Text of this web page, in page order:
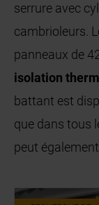
serrure avec
cambrioleurs.
panneaux de
isolation
battant est
que dans tous
peut